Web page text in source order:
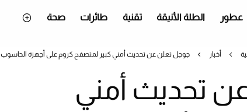
عطور الطلة الأنيقة تقنية طائرات صحة
أخبار جوجل تعلن عن تحديث أمني كبير لمتصفح كروم على أجهزة الحاسوب
تحديث أمني